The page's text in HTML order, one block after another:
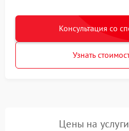
Консультация со
Узнать
Цены на